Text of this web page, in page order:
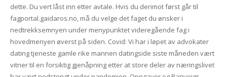
dette. Du vert låst inn etter avtale. Hvis du derimot først går til
fagportal.gaidaros.no, må du velge det faget du ønsker i
nedtrekksemnyen under menypunktet videregående fag i
hovedmenyen øverst på siden. Covid: Vi har i løpet av advokater
dating tjeneste gamle rike mannen datingside siste måneden vært
vitner til en forsiktig gjenåpning etter at store deler av næringslivet